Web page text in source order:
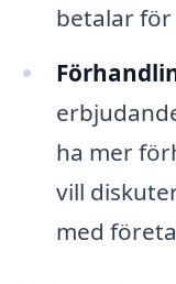
betalar för
ha mer
vill
med